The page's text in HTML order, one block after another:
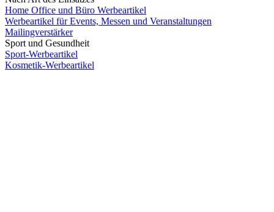
Home Office und Büro Werbeartikel
Werbeartikel für Events, Messen und Veranstaltungen
Mailingverstärker
Sport und Gesundheit
Sport-Werbeartikel
Kosmetik-Werbeartikel